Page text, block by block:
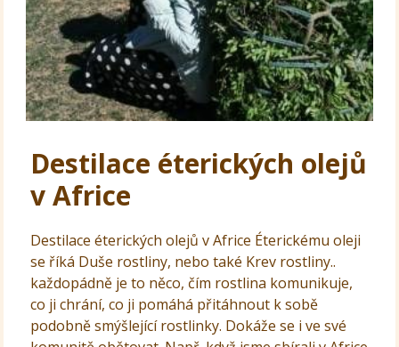
Destilace éterických olejů
v Africe
Destilace éterických olejů v Africe Éterickému oleji
se říká Duše rostliny, nebo také Krev rostliny..
každopádně je to něco, čím rostlina komunikuje,
co ji chrání, co ji pomáhá přitáhnout k sobě
podobně smýšlející rostlinky. Dokáže se i ve své